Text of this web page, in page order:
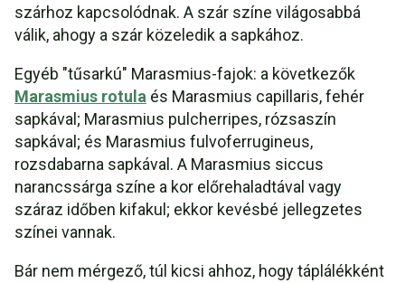
szárhoz kapcsolódnak. A szár színe világosabbá
válik, ahogy a szár közeledik a sapkához.
Egyéb "tűsarkú" Marasmius-fajok: a következők
Marasmius rotula és Marasmius capillaris, fehér
sapkával; Marasmius pulcherripes, rózsaszín
sapkával; és Marasmius fulvoferrugineus,
rozsdabarna sapkával. A Marasmius siccus
narancssárga színe a kor előrehaladtával vagy
száraz időben kifakul; ekkor kevésbé jellegzetes
színei vannak.
Bár nem mérgező, túl kicsi ahhoz, hogy táplálékként